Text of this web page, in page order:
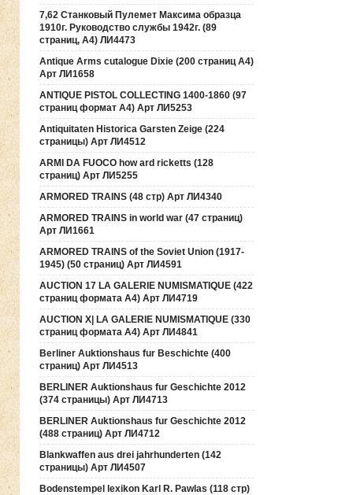
7,62 Станковый Пулемет Максима образца
1910г. Руководство службы 1942г. (89
страниц, А4) ЛИ4473
Antique Arms cutalogue Dixie (200 страниц А4)
Арт ЛИ1658
ANTIQUE PISTOL COLLECTING 1400-1860 (97
страниц формат А4) Арт ЛИ5253
Antiquitaten Historica Garsten Zeige (224
страницы) Арт ЛИ4512
ARMI DA FUOCO how ard ricketts (128
страниц) Арт ЛИ5255
ARMORED TRAINS (48 стр) Арт ЛИ4340
ARMORED TRAINS in world war (47 страниц)
Арт ЛИ1661
ARMORED TRAINS of the Soviet Union (1917-
1945) (50 страниц) Арт ЛИ4591
AUCTION 17 LA GALERIE NUMISMATIQUE (422
страниц формата А4) Арт ЛИ4719
AUCTION Х| LA GALERIE NUMISMATIQUE (330
страниц формата А4) Арт ЛИ4841
Berliner Auktionshaus fur Beschichte (400
страниц) Арт ЛИ4513
BERLINER Auktionshaus fur Geschichte 2012
(374 страницы) Арт ЛИ4713
BERLINER Auktionshaus fur Geschichte 2012
(488 страниц) Арт ЛИ4712
Blankwaffen aus drei jahrhunderten (142
страницы) Арт ЛИ4507
Bodenstempel lexikon Karl R. Pawlas (118 cтр)